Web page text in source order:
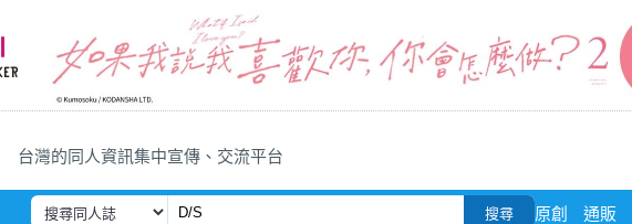
台灣的同人資訊集中宣傳、交流平台
搜尋 原創 通販